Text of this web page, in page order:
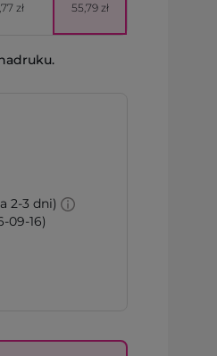
zł
55,79 zł
2-3 dni)
09-16)